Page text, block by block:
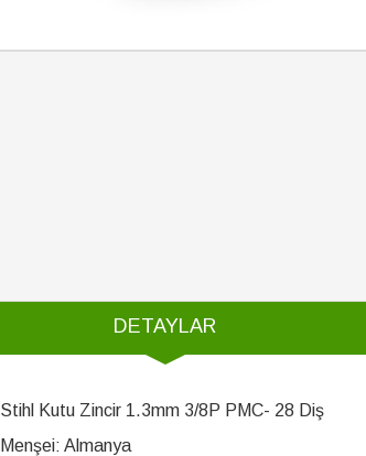
DETAYLAR
Stihl Kutu Zincir 1.3mm 3/8P PMC- 28 Diş
Menşei: Almanya